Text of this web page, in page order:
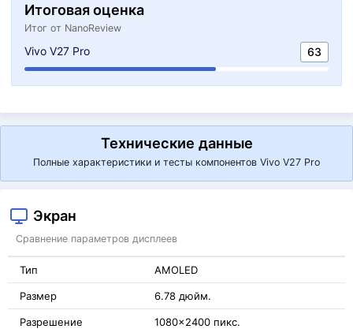
Итоговая оценка
Итог от NanoReview
Vivo V27 Pro 63
Технические данные
Полные характеристики и тесты компонентов Vivo V27 Pro
Экран
Сравнение параметров дисплеев
Тип AMOLED
Размер 6.78 дюйм.
Разрешение 1080x2400 пикс.